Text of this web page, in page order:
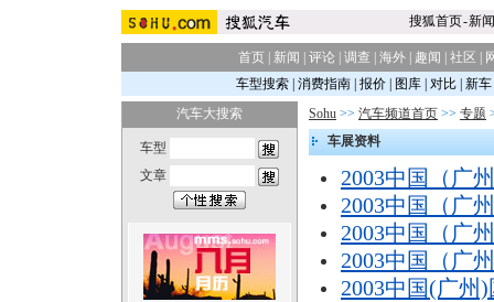
搜狐首页-新闻
首页 新闻 评论 调查 海外 趣闻 社区
车型搜索| 消费指南| 报价| 图库| 对比| 新车
汽车大搜索
车型
文章
Sohu >> 汽车频道首页 >> 专题
车展资料
2003中国（广
2003中国（广
2003中国（广
2003中国（广
2003中国(广州